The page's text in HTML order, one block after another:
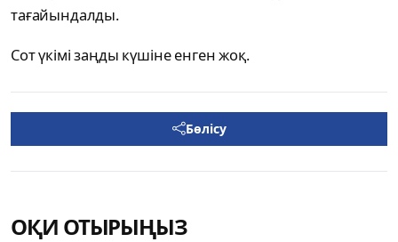
тағайындалды.
Сот үкімі заңды күшіне енген жоқ.
Бөлісу
ОҚИ ОТЫРЫҢЫЗ